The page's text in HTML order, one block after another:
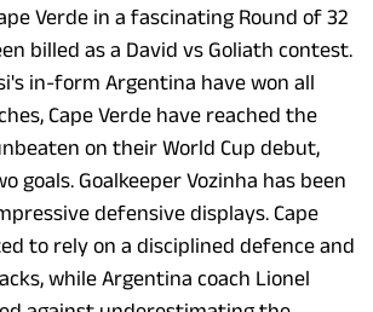
Verde in a fascinating Round of 32
billed as a David vs Goliath contest.
in-form Argentina have won all
Cape Verde have reached the
on their World Cup debut,
goals. Goalkeeper Vozinha has been
defensive displays. Cape
to rely on a disciplined defence and
while Argentina coach Lionel